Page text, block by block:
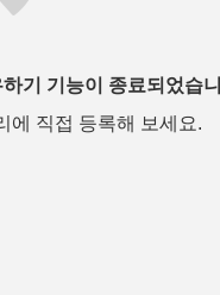
기 기능이 종료되었습
에 직접 등록해 보세요.